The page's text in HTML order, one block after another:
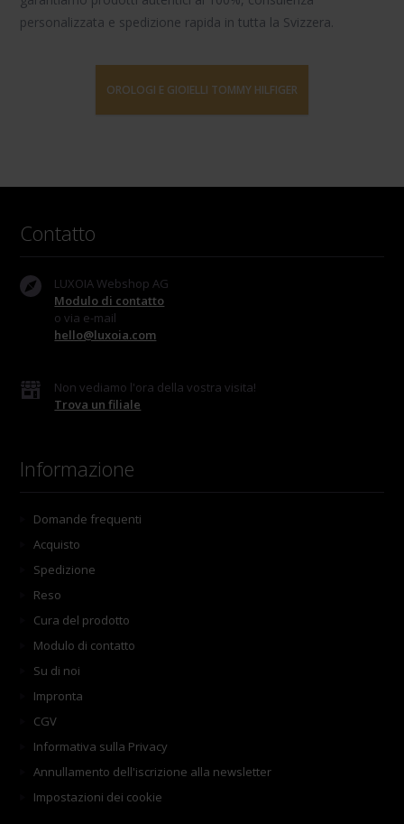
personalizzata e spedizione rapida in tutta la Svizzera.
OROLOGI E GIOIELLI TOMMY HILFIGER
Contatto
LUXOIA Webshop AG
Modulo di contatto
o via e-mail
hello@luxoia.com
Non vediamo l'ora della vostra visita!
Trova un filiale
Informazione
Domande frequenti
Acquisto
Spedizione
Reso
Cura del prodotto
Modulo di contatto
Su di noi
Impronta
CGV
Informativa sulla Privacy
Annullamento dell'iscrizione alla newsletter
Impostazioni dei cookie